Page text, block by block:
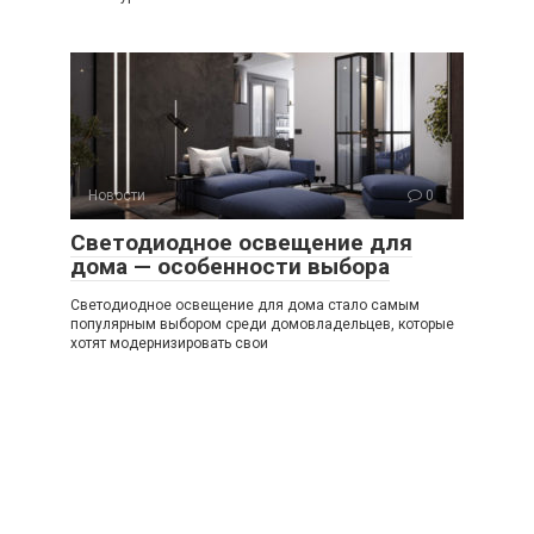
Новости 0
Светодиодное освещение для
дома — особенности выбора
Светодиодное освещение для дома стало самым
популярным выбором среди домовладельцев, которые
хотят модернизировать свои